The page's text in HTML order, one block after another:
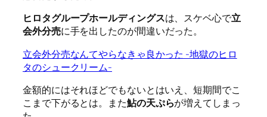
ヒロタグループホールディングスは、スケベ心で立
会外分売に手を出したのが間違いだった。
立会外分売なんてやらなきゃ良かった -地獄のヒロ
タのシュークリーム-
金額的にはそれほどでもないとはいえ、短期間でこ
こまで下がるとは。また鮎の天ぷらが増えてしまっ